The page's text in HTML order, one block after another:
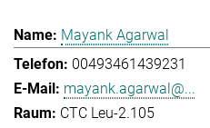
Mayank Agarwal
00493461439231
mayank.agarwal@...
CTC Leu-2.105